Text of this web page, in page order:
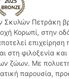
Σκυλών Πετράκη
Κορωπί, στην
επιχείρηση
στη φιλοξενία
ζώων. Με
παρουσία,